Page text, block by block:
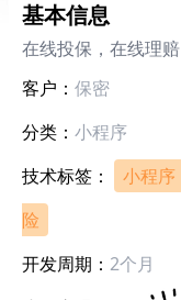
基本信息
在线投保，在线理赔
客户： 保密
分类： 小程序
技术标签：
小程序
险
开发周期： 2个月